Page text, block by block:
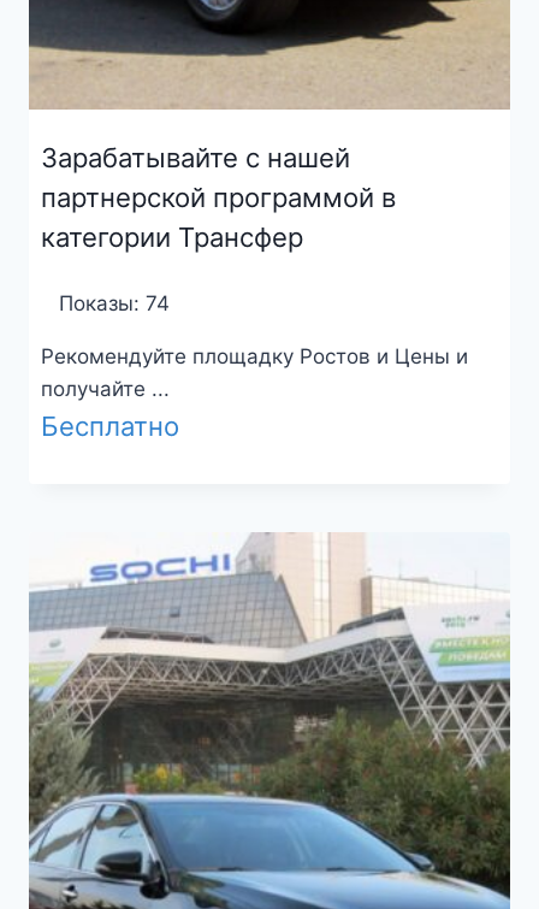
Зарабатывайте с нашей
партнерской программой в
категории Трансфер
Показы: 74
Рекомендуйте площадку Ростов и Цены и
получайте ...
Бесплатно